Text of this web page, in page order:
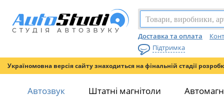
Доставка та оплата
Підтримка
Україномовна версія сайту знаходиться на фінальній стадії
Автозвук Штатні магнітоли